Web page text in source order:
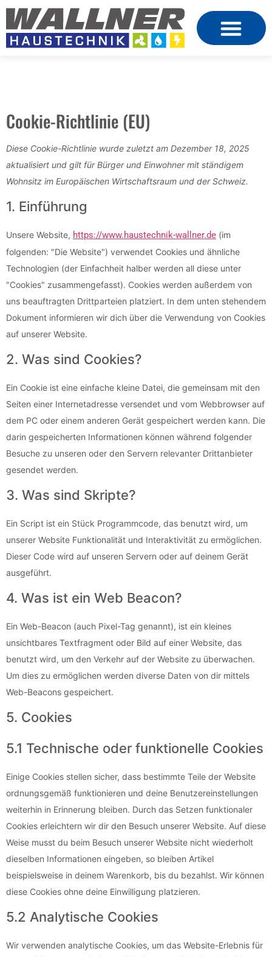
Cookie-Richtlinie (EU)
Diese Cookie-Richtlinie wurde zuletzt am Dezember 18, 2025
aktualisiert und gilt für Bürger und Einwohner mit ständigem
Wohnsitz im Europäischen Wirtschaftsraum und der Schweiz.
1. Einführung
Unsere Website, https://www.haustechnik-wallner.de (im
folgenden: "Die Website") verwendet Cookies und ähnliche
Technologien (der Einfachheit halber werden all diese unter
"Cookies" zusammengefasst). Cookies werden außerdem von
uns beauftragten Drittparteien platziert. In dem unten stehendem
Dokument informieren wir dich über die Verwendung von Cookies
auf unserer Website.
2. Was sind Cookies?
Ein Cookie ist eine einfache kleine Datei, die gemeinsam mit den
Seiten einer Internetadresse versendet und vom Webbrowser auf
dem PC oder einem anderen Gerät gespeichert werden kann. Die
darin gespeicherten Informationen können während folgender
Besuche zu unseren oder den Servern relevanter Drittanbieter
gesendet werden.
3. Was sind Skripte?
Ein Script ist ein Stück Programmcode, das benutzt wird, um
unserer Website Funktionalität und Interaktivität zu ermöglichen.
Dieser Code wird auf unseren Servern oder auf deinem Gerät
ausgeführt.
4. Was ist ein Web Beacon?
Ein Web-Beacon (auch Pixel-Tag genannt), ist ein kleines
unsichtbares Textfragment oder Bild auf einer Website, das
benutzt wird, um den Verkehr auf der Website zu überwachen.
Um dies zu ermöglichen werden diverse Daten von dir mittels
Web-Beacons gespeichert.
5. Cookies
5.1 Technische oder funktionelle Cookies
Einige Cookies stellen sicher, dass bestimmte Teile der Website
ordnungsgemäß funktionieren und deine Benutzereinstellungen
weiterhin in Erinnerung bleiben. Durch das Setzen funktionaler
Cookies erleichtern wir dir den Besuch unserer Website. Auf diese
Weise musst du beim Besuch unserer Website nicht wiederholt
dieselben Informationen eingeben, so bleiben Artikel
beispielsweise in deinem Warenkorb, bis du bezahlst. Wir können
diese Cookies ohne deine Einwilligung platzieren.
5.2 Analytische Cookies
Wir verwenden analytische Cookies, um das Website-Erlebnis für